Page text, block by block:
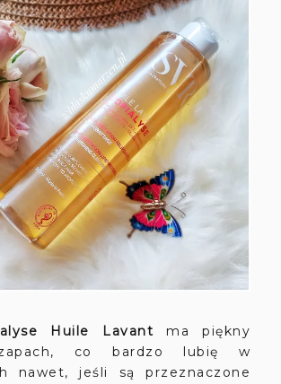
Huile Lavant ma piękny
co bardzo lubię w
nawet, jeśli są przeznaczone